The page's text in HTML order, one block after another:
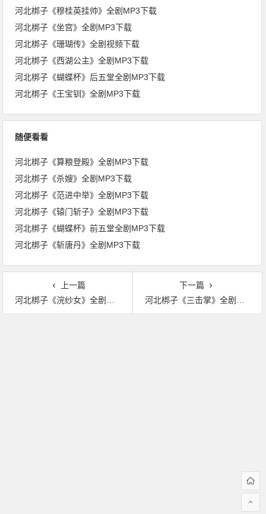
河北梆子《穆桂英挂帅》全剧MP3下载
河北梆子《坐宫》全剧MP3下载
河北梆子《珊瑚传》全剧视频下载
河北梆子《西湖公主》全剧MP3下载
河北梆子《蝴蝶杯》后五堂全剧MP3下载
河北梆子《王宝钏》全剧MP3下载
随便看看
河北梆子《算粮登殿》全剧MP3下载
河北梆子《杀嫂》全剧MP3下载
河北梆子《范进中举》全剧MP3下载
河北梆子《辕门斩子》全剧MP3下载
河北梆子《蝴蝶杯》前五堂全剧MP3下载
河北梆子《斩唐丹》全剧MP3下载
上一篇
河北梆子《浣纱女》全剧MP3下载
下一篇
河北梆子《三击掌》全剧MP3下载